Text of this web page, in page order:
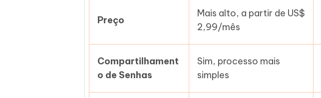
Preço
Mais alto, a partir de US$
2,99/mês
Compartilhament
o de Senhas
Sim, processo mais
simples